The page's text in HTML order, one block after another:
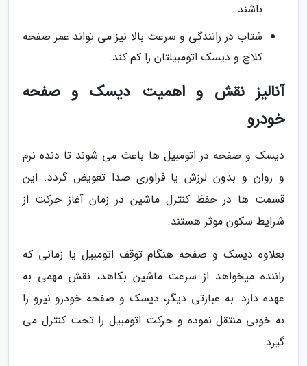
باشند.
شتاب در رانندگی و سرعت بالا نیز می تواند عمر صفحه
کلاچ و دیسک اتومبیلتان را کم کند.
آنالیز نقش و اهمیت دیسک و صفحه
خودرو
دیسک و صفحه در اتومبیل ها باعث می شوند تا دنده نرم
و روان و بدون لرزش یا فراوری صدا تعویض گردد. این
قسمت ها در حفظ کنترل ماشین در زمان آغاز حرکت از
شرایط سکون موثر هستند.
بعلاوه دیسک و صفحه هنگام توقف اتومبیل یا زمانی که
راننده میخواهد از سرعت ماشین بکاهد، نقش مهمی به
عهده دارد. به عبارتی دیگر، دیسک و صفحه خودرو نیرو را
به خوبی منتقل نموده و حرکت اتومبیل را تحت کنترل می
گیرد.